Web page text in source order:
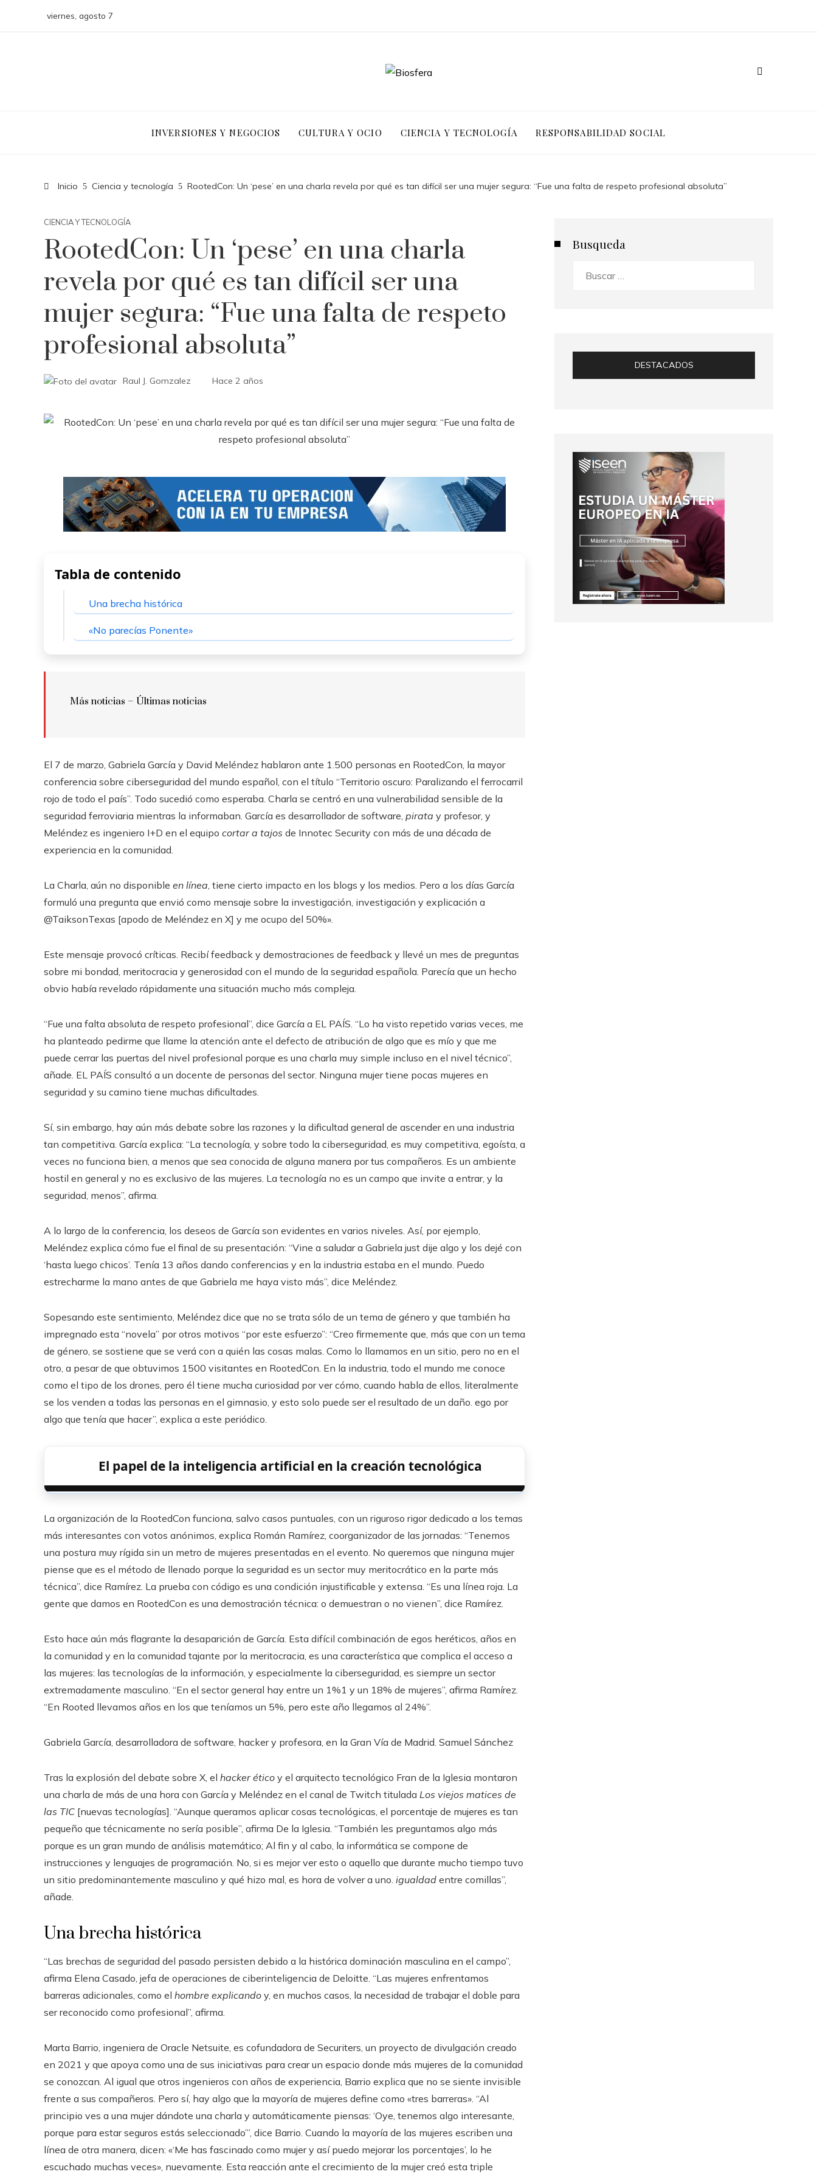
viernes, agosto 7
INVERSIONES Y NEGOCIOS CULTURA Y OCIO CIENCIA Y TECNOLOGÍA RESPONSABILIDAD SOCIAL
Inicio Ciencia y tecnología RootedCon: Un ‘pese’ en una charla revela por qué es tan difícil ser una mujer segura: “Fue una falta de respeto profesional absoluta”
CIENCIA Y TECNOLOGÍA
RootedCon: Un ‘pese’ en una charla
revela por qué es tan difícil ser una
mujer segura: “Fue una falta de respeto
profesional absoluta”
Raul J. Gomzalez Hace 2 años
Tabla de contenido
Una brecha histórica
«No parecías Ponente»
Más noticias – Últimas noticias
El 7 de marzo, Gabriela García y David Meléndez hablaron ante 1.500 personas en RootedCon, la mayor
conferencia sobre ciberseguridad del mundo español, con el título “Territorio oscuro: Paralizando el ferrocarril
rojo de todo el país”. Todo sucedió como esperaba. Charla se centró en una vulnerabilidad sensible de la
seguridad ferroviaria mientras la informaban. García es desarrollador de software, pirata y profesor, y
Meléndez es ingeniero I+D en el equipo cortar a tajos de Innotec Security con más de una década de
experiencia en la comunidad.
La Charla, aún no disponible en línea , tiene cierto impacto en los blogs y los medios. Pero a los días García
formuló una pregunta que envió como mensaje sobre la investigación, investigación y explicación a
@TaiksonTexas [apodo de Meléndez en X] y me ocupo del 50%».
Este mensaje provocó críticas. Recibí feedback y demostraciones de feedback y llevé un mes de preguntas
sobre mi bondad, meritocracia y generosidad con el mundo de la seguridad española. Parecía que un hecho
obvio había revelado rápidamente una situación mucho más compleja.
“Fue una falta absoluta de respeto profesional”, dice García a EL PAÍS. “Lo ha visto repetido varias veces, me
ha planteado pedirme que llame la atención ante el defecto de atribución de algo que es mío y que me
puede cerrar las puertas del nivel profesional porque es una charla muy simple incluso en el nivel técnico”,
añade. EL PAÍS consultó a un docente de personas del sector. Ninguna mujer tiene pocas mujeres en
seguridad y su camino tiene muchas dificultades.
Sí, sin embargo, hay aún más debate sobre las razones y la dificultad general de ascender en una industria
tan competitiva. García explica: “La tecnología, y sobre todo la ciberseguridad, es muy competitiva, egoísta, a
veces no funciona bien, a menos que sea conocida de alguna manera por tus compañeros. Es un ambiente
hostil en general y no es exclusivo de las mujeres. La tecnología no es un campo que invite a entrar, y la
seguridad, menos”, afirma.
A lo largo de la conferencia, los deseos de García son evidentes en varios niveles. Así, por ejemplo,
Meléndez explica cómo fue el final de su presentación: “Vine a saludar a Gabriela just dije algo y los dejé con
‘hasta luego chicos’. Tenía 13 años dando conferencias y en la industria estaba en el mundo. Puedo
estrecharme la mano antes de que Gabriela me haya visto más”, dice Meléndez.
Sopesando este sentimiento, Meléndez dice que no se trata sólo de un tema de género y que también ha
impregnado esta “novela” por otros motivos “por este esfuerzo”: “Creo firmemente que, más que con un tema
de género, se sostiene que se verá con a quién las cosas malas. Como lo llamamos en un sitio, pero no en el
otro, a pesar de que obtuvimos 1500 visitantes en RootedCon. En la industria, todo el mundo me conoce
como el tipo de los drones, pero él tiene mucha curiosidad por ver cómo, cuando habla de ellos, literalmente
se los venden a todas las personas en el gimnasio, y esto solo puede ser el resultado de un daño. ego por
algo que tenía que hacer”, explica a este periódico.
El papel de la inteligencia artificial en la creación tecnológica
La organización de la RootedCon funciona, salvo casos puntuales, con un riguroso rigor dedicado a los temas
más interesantes con votos anónimos, explica Román Ramírez, coorganizador de las jornadas: “Tenemos
una postura muy rígida sin un metro de mujeres presentadas en el evento. No queremos que ninguna mujer
piense que es el método de llenado porque la seguridad es un sector muy meritocrático en la parte más
técnica”, dice Ramírez. La prueba con código es una condición injustificable y extensa. “Es una línea roja. La
gente que damos en RootedCon es una demostración técnica: o demuestran o no vienen”, dice Ramírez.
Esto hace aún más flagrante la desaparición de García. Esta difícil combinación de egos heréticos, años en
la comunidad y en la comunidad tajante por la meritocracia, es una característica que complica el acceso a
las mujeres: las tecnologías de la información, y especialmente la ciberseguridad, es siempre un sector
extremadamente masculino. “En el sector general hay entre un 1%1 y un 18% de mujeres”, afirma Ramírez.
“En Rooted llevamos años en los que teníamos un 5%, pero este año llegamos al 24%”.
Gabriela García, desarrolladora de software, hacker y profesora, en la Gran Vía de Madrid. Samuel Sánchez
Tras la explosión del debate sobre X, el hacker ético y el arquitecto tecnológico Fran de la Iglesia montaron
una charla de más de una hora con García y Meléndez en el canal de Twitch titulada Los viejos matices de
las TIC [nuevas tecnologías]. “Aunque queramos aplicar cosas tecnológicas, el porcentaje de mujeres es tan
pequeño que técnicamente no sería posible”, afirma De la Iglesia. “También les preguntamos algo más
porque es un gran mundo de análisis matemático; Al fin y al cabo, la informática se compone de
instrucciones y lenguajes de programación. No, si es mejor ver esto o aquello que durante mucho tiempo tuvo
un sitio predominantemente masculino y qué hizo mal, es hora de volver a uno. igualdad entre comillas”,
añade.
Una brecha histórica
“Las brechas de seguridad del pasado persisten debido a la histórica dominación masculina en el campo”,
afirma Elena Casado, jefa de operaciones de ciberinteligencia de Deloitte. “Las mujeres enfrentamos
barreras adicionales, como el hombre explicando y, en muchos casos, la necesidad de trabajar el doble para
ser reconocido como profesional”, afirma.
Marta Barrio, ingeniera de Oracle Netsuite, es cofundadora de Securiters, un proyecto de divulgación creado
en 2021 y que apoya como una de sus iniciativas para crear un espacio donde más mujeres de la comunidad
se conozcan. Al igual que otros ingenieros con años de experiencia, Barrio explica que no se siente invisible
frente a sus compañeros. Pero sí, hay algo que la mayoría de mujeres define como «tres barreras». “Al
principio ves a una mujer dándote una charla y automáticamente piensas: ‘Oye, tenemos algo interesante,
porque para estar seguros estás seleccionado’”, dice Barrio. Cuando la mayoría de las mujeres escriben una
línea de otra manera, dicen: «‘Me has fascinado como mujer y así puedo mejorar los porcentajes’, lo he
escuchado muchas veces», nuevamente. Esta reacción ante el crecimiento de la mujer creó esta triple
Busqueda
DESTACADOS